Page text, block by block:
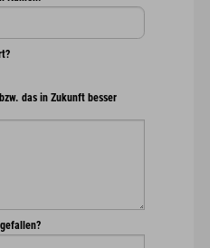
das in Zukunft besser